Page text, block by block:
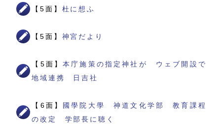
【5面】 杜に想ふ
【5面】 神宮だより
【5面】本庁施策の指定神社が ウェブ開設で
地域連携 日吉社
【6面】
國學院大學 神道文化学部 教育課程
の改定 学部長に聴く